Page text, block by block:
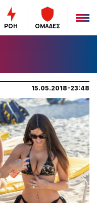
ΡΟΗ ΟΜΑΔΕΣ
15.05.2018-23:48